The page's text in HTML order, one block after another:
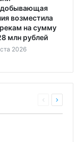
возместила
на сумму
млн рублей
2026